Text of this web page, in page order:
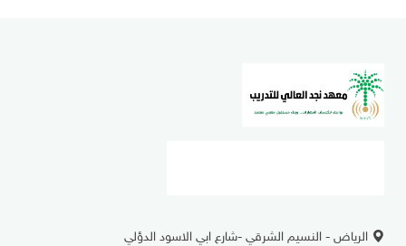
الرياض - النسيم الشرقي -شارع ابي الاسود الدؤلي